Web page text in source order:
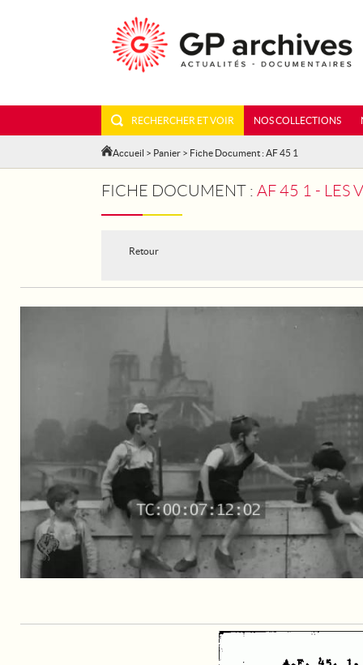
RECHERCHER ET VOIR NOS COLLECTIONS
Accueil > Panier > Fiche Document : AF 45 1
FICHE DOCUMENT : AF 45 1 - LES
Retour